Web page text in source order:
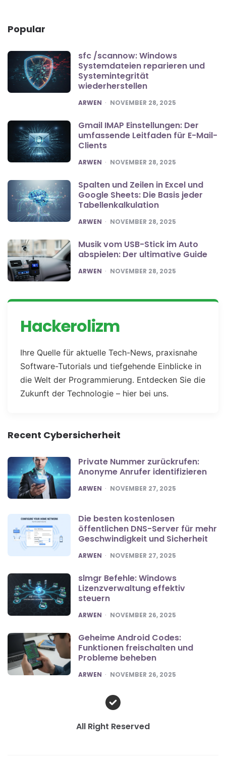
Popular
sfc /scannow: Windows
Systemdateien reparieren und
Systemintegrität
wiederherstellen
POSTED
ARWEN NOVEMBER 28, 2025
Gmail IMAP Einstellungen: Der
umfassende Leitfaden für E-Mail-
Clients
POSTED
ARWEN NOVEMBER 28, 2025
Spalten und Zeilen in Excel und
Google Sheets: Die Basis jeder
Tabellenkalkulation
POSTED
ARWEN NOVEMBER 28, 2025
Musik vom USB-Stick im Auto
abspielen: Der ultimative Guide
POSTED
ARWEN NOVEMBER 28, 2025
Hackerolizm
Ihre Quelle für aktuelle Tech-News, praxisnahe
Software-Tutorials und tiefgehende Einblicke in
die Welt der Programmierung. Entdecken Sie die
Zukunft der Technologie – hier bei uns.
Recent Cybersicherheit
Private Nummer zurückrufen:
Anonyme Anrufer identifizieren
POSTED
ARWEN NOVEMBER 27, 2025
Die besten kostenlosen
öffentlichen DNS-Server für mehr
Geschwindigkeit und Sicherheit
POSTED
ARWEN NOVEMBER 27, 2025
slmgr Befehle: Windows
Lizenzverwaltung effektiv
steuern
POSTED
ARWEN NOVEMBER 26, 2025
Geheime Android Codes:
Funktionen freischalten und
Probleme beheben
POSTED
ARWEN NOVEMBER 26, 2025
All Right Reserved